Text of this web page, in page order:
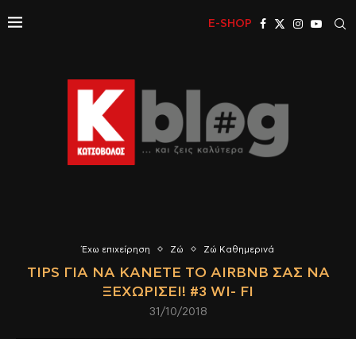
E-SHOP
Έχω επιχείρηση Ζώ Ζώ Καθημερινά
TIPS ΓΙΑ ΝΑ ΚΆΝΕΤΕ ΤΟ AIRBNB ΣΑΣ ΝΑ
ΞΕΧΩΡΊΣΕΙ! #3 WI- FI
31/10/2018